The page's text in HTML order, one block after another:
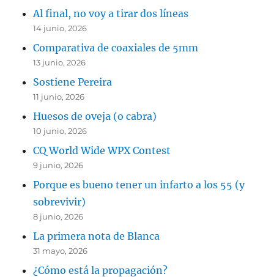
Al final, no voy a tirar dos líneas
14 junio, 2026
Comparativa de coaxiales de 5mm
13 junio, 2026
Sostiene Pereira
11 junio, 2026
Huesos de oveja (o cabra)
10 junio, 2026
CQ World Wide WPX Contest
9 junio, 2026
Porque es bueno tener un infarto a los 55 (y
sobrevivir)
8 junio, 2026
La primera nota de Blanca
31 mayo, 2026
¿Cómo está la propagación?